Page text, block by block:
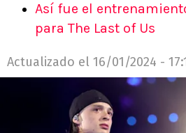
Así fue el
para The Last of Us
Actualizado el 16/01/2024 -